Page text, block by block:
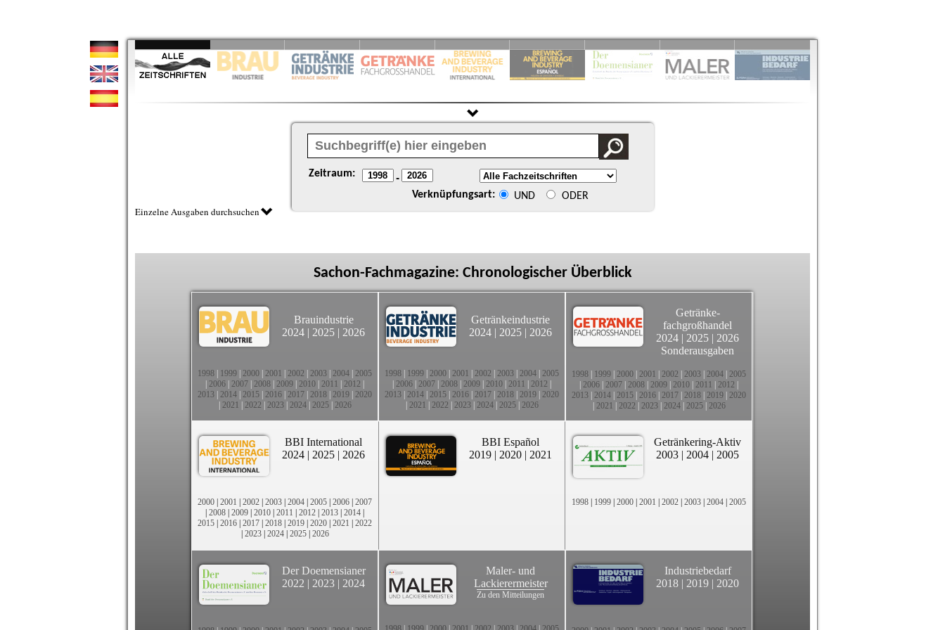
Zeitraum: -
Verknüpfungsart: UND ODER
Einzelne Ausgaben durchsuchen
Sachon-Fachmagazine: Chronologischer Überblick
Brauindustrie
2024 | 2025 | 2026
1998 1999 2000 2001 2002 2003 2004 2005
2006 2007 2008 2009 2010 2011 2012
2013 2014 2015 2016 2017 2018 2019 2020
2021 2022 2023| 2024| 2025| 2026
Getränkeindustrie
2024 | 2025 | 2026
1998 1999 2000 2001 2002 2003 2004 2005
2006 2007 2008 2009 2010 2011 2012
2013 2014 2015 2016 2017 2018 2019 2020
2021 2022 2023| 2024| 2025| 2026
Getränke-
fachgroßhandel
2024 | 2025 | 2026
Sonderausgaben
1998 1999 2000 2001 2002 2003 2004 2005
2006 2007 2008 2009 2010 2011 2012
2013 2014 2015 2016 2017 2018 2019 2020
2021 2022 2023| 2024| 2025| 2026
BBI International
2024 | 2025 | 2026
2000 | 2001 | 2002 | 2003 | 2004 | 2005 | 2006 | 2007
| 2008 | 2009 | 2010 | 2011 | 2012 | 2013 | 2014 |
2015 | 2016 | 2017 | 2018 | 2019 | 2020 | 2021 | 2022
| 2023| 2024| 2025| 2026
BBI Español
2019 | 2020 | 2021
Getränkering-Aktiv
2003 | 2004 | 2005
1998 | 1999 | 2000 | 2001 | 2002 | 2003 | 2004 | 2005
Der Doemensianer
2022 | 2023 | 2024
Maler- und
Lackierermeister
Zu den Mitteilungen
Industriebedarf
2018 | 2019 | 2020